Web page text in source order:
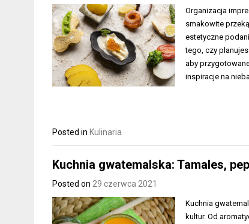
Organizacja
smakowite
estetyczne
tego, czy
aby
inspiracje na
Posted in Kulinaria
Kuchnia gwatemalska: Tamales,
Posted on 29 czerwca 2021
Kuchnia
kultur. Od